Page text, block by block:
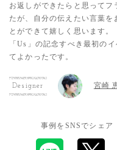
お返しができたらと思ってフ
たが、自分の伝えたい言葉を
とができて嬉しく思います。
「Us」の記念すべき最初の
てよかったです。
Designer 宮崎
事例をSNSでシェア